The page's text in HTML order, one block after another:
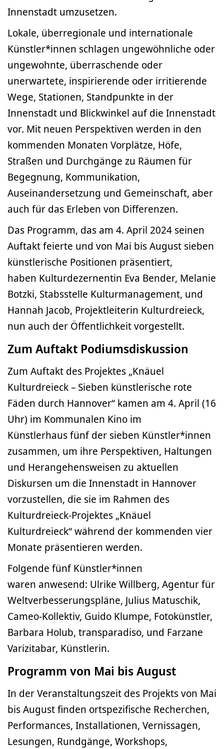
Innenstadt umzusetzen.
Lokale, überregionale und internationale
Künstler*innen schlagen ungewöhnliche oder
ungewohnte, überraschende oder
unerwartete, inspirierende oder irritierende
Wege, Stationen, Standpunkte in der
Innenstadt und Blickwinkel auf die Innenstadt
vor. Mit neuen Perspektiven werden in den
kommenden Monaten Vorplätze, Höfe,
Straßen und Durchgänge zu Räumen für
Begegnung, Kommunikation,
Auseinandersetzung und Gemeinschaft, aber
auch für das Erleben von Differenzen.
Das Programm, das am 4. April 2024 seinen
Auftakt feierte und von Mai bis August sieben
künstlerische Positionen präsentiert,
haben Kulturdezernentin Eva Bender, Melanie
Botzki, Stabsstelle Kulturmanagement, und
Hannah Jacob, Projektleiterin Kulturdreieck,
nun auch der Öffentlichkeit vorgestellt.
Zum Auftakt Podiumsdiskussion
Zum Auftakt des Projektes „Knäuel
Kulturdreieck – Sieben künstlerische rote
Fäden durch Hannover“ kamen am 4. April (16
Uhr) im Kommunalen Kino im
Künstlerhaus fünf der sieben Künstler*innen
zusammen, um ihre Perspektiven, Haltungen
und Herangehensweisen zu aktuellen
Diskursen um die Innenstadt in Hannover
vorzustellen, die sie im Rahmen des
Kulturdreieck-Projektes „Knäuel
Kulturdreieck“ während der kommenden vier
Monate präsentieren werden.
Folgende fünf Künstler*innen
waren anwesend: Ulrike Willberg, Agentur für
Weltverbesserungspläne, Julius Matuschik,
Cameo-Kollektiv, Guido Klumpe, Fotokünstler,
Barbara Holub, transparadiso, und Farzane
Varizitabar, Künstlerin.
Programm von Mai bis August
In der Veranstaltungszeit des Projekts von Mai
bis August finden ortspezifische Recherchen,
Performances, Installationen, Vernissagen,
Lesungen, Rundgänge, Workshops,